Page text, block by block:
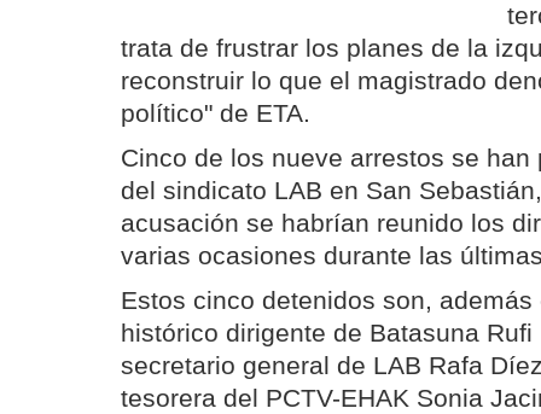
trata de frustrar los planes de la
reconstruir lo que el magistrado
político" de ETA.
Cinco de los nueve arrestos se
del sindicato LAB en San
acusación se habrían reunido los
varias ocasiones durante las
Estos cinco detenidos son,
histórico dirigente de Batasuna
secretario general de LAB Rafa
tesorera del PCTV-EHAK Sonia